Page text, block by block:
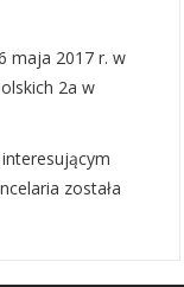
maja 2017 r. w
2a w
została